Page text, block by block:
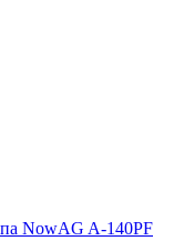
NowAG A-140PF